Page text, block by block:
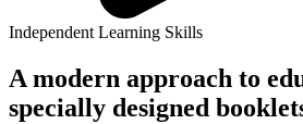
Independent Learning Skills
A modern approach to
specially designed